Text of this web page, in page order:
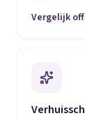
Vergelijk
(opent in